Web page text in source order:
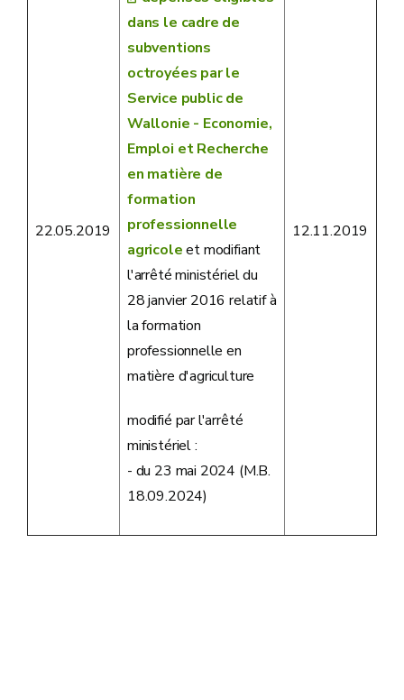
22.05.2019
dans le cadre de
subventions
octroyées par le
Service public de
Wallonie - Economie,
Emploi et Recherche
en matière de
formation
professionnelle
agricoleet modifiant
l'arrêté ministériel du
28 janvier 2016 relatif à
la formation
professionnelle en
matière d'agriculture
modifié par l'arrêté
ministériel :
- du 23 mai 2024 (M.B.
18.09.2024)
12.11.2019